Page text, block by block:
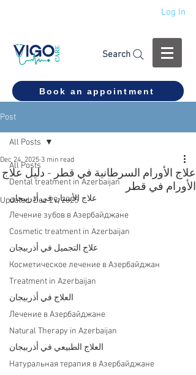
Log In
Search
Book an appointment
Post
All Posts
Dental treatment in Azerbaijan
علاج الأسنان في أذربيجان
Лечение зубов в Азербайджане
Cosmetic treatment in Azerbaijan
علاج التجميل في أذربيجان
Косметическое лечение в Азербайджан
Treatment in Azerbaijan
العلاج في أذربيجان
Лечение в Азербайджане
Natural Therapy in Azerbaijan
العلاج الطبيعي في أذربيجان
Натуральная терапия в Азербайджане
All Posts
علاج الأورام السرطانية في قطر - دليل علاج
الأورام في قطر
Dec 24, 2025 3 min read
Updated:Dec 29, 2025